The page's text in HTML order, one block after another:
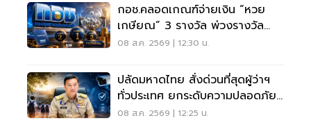
กอช.คลอดเกณฑ์จ่ายเงิน “หวย
เกษียณ” 3 รางวัล พ่วงรางวัล
พิเศษ
08 ส.ค. 2569 | 12:30 น.
ปลัดมหาดไทย สั่งด่วนที่สุดผู้ว่าฯ
ทั่วประเทศ ยกระดับความปลอดภัย
โรงเรียน
08 ส.ค. 2569 | 12:25 น.